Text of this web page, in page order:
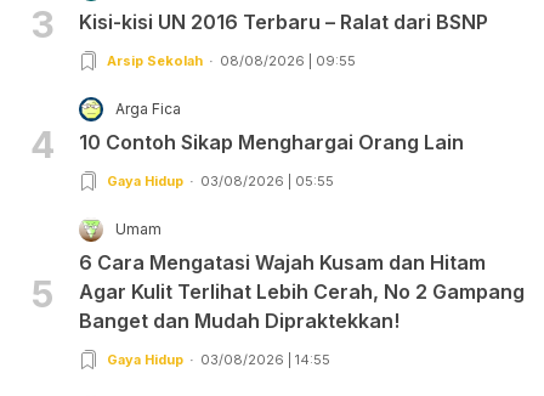
3 Kisi-kisi UN 2016 Terbaru – Ralat dari BSNP
Arsip Sekolah 08/08/2026 | 09:55
4
Arga Fica
10 Contoh Sikap Menghargai Orang Lain
Gaya Hidup 03/08/2026 | 05:55
5
Umam
6 Cara Mengatasi Wajah Kusam dan Hitam
Agar Kulit Terlihat Lebih Cerah, No 2 Gampang
Banget dan Mudah Dipraktekkan!
Gaya Hidup 03/08/2026 | 14:55